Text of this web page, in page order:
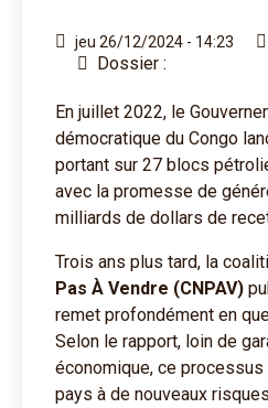
jeu 26/12/2024 - 14:23
Dossier :
En juillet 2022, le
démocratique du Congo
portant sur 27 blocs
avec la promesse de
milliards de dollars de
Trois ans plus tard, la
Pas À Vendre (CNPAV)
remet profondément en
Selon le rapport, loin de
économique, ce
pays à de nouveaux